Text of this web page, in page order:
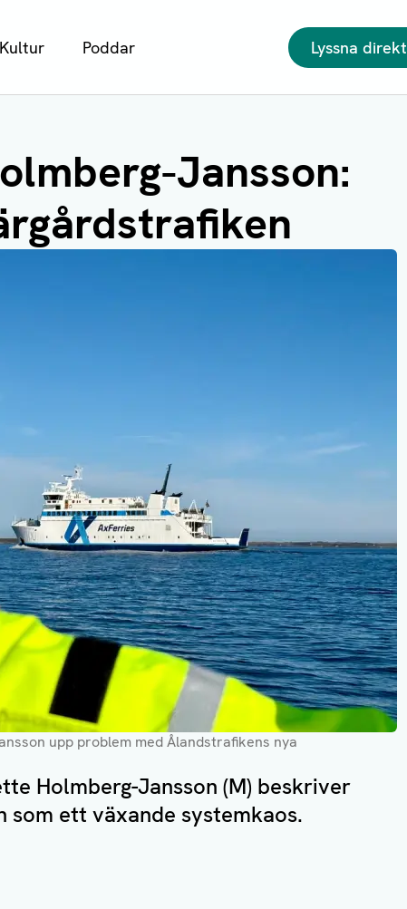
Kultur Poddar
Lyssna direkt
Jansson:
upp problem med Ålandstrafikens nya
Holmberg-Jansson (M) beskriver
ett växande systemkaos.